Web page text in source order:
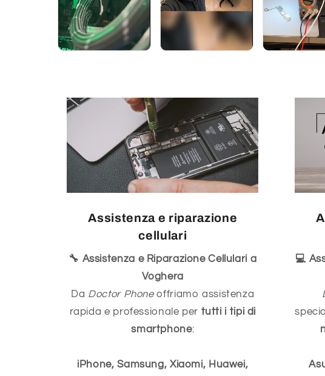
Assistenza e riparazione
cellulari
🔧 Assistenza e Riparazione Cellulari a
Voghera
Da Doctor Phoneoffriamo assistenza
rapida e professionale per tutti i tipi di
smartphone:
iPhone, Samsung, Xiaomi, Huawei,
💻